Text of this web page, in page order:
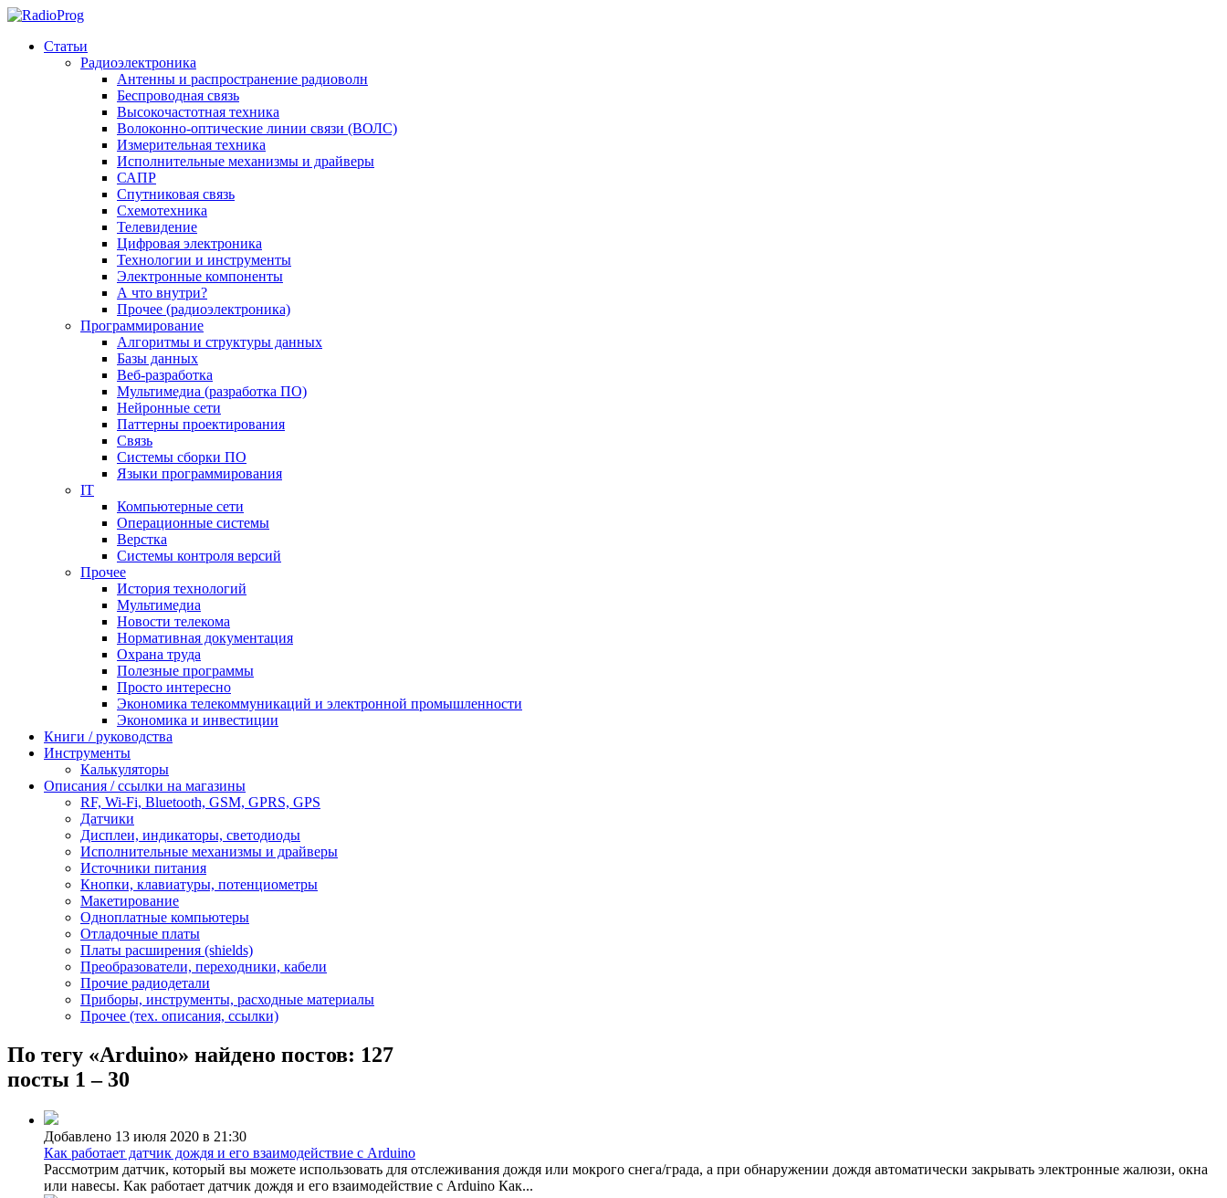
Статьи
Радиоэлектроника
Антенны и распространение радиоволн
Беспроводная связь
Высокочастотная техника
Волоконно-оптические линии связи (ВОЛС)
Измерительная техника
Исполнительные механизмы и драйверы
САПР
Спутниковая связь
Схемотехника
Телевидение
Цифровая электроника
Технологии и инструменты
Электронные компоненты
А что внутри?
Прочее (радиоэлектроника)
Программирование
Алгоритмы и структуры данных
Базы данных
Веб-разработка
Мультимедиа (разработка ПО)
Нейронные сети
Паттерны проектирования
Связь
Системы сборки ПО
Языки программирования
IT
Компьютерные сети
Операционные системы
Верстка
Системы контроля версий
Прочее
История технологий
Мультимедиа
Новости телекома
Нормативная документация
Охрана труда
Полезные программы
Просто интересно
Экономика телекоммуникаций и электронной промышленности
Экономика и инвестиции
Книги / руководства
Инструменты
Калькуляторы
Описания / ссылки на магазины
RF, Wi-Fi, Bluetooth, GSM, GPRS, GPS
Датчики
Дисплеи, индикаторы, светодиоды
Исполнительные механизмы и драйверы
Источники питания
Кнопки, клавиатуры, потенциометры
Макетирование
Одноплатные компьютеры
Отладочные платы
Платы расширения (shields)
Преобразователи, переходники, кабели
Прочие радиодетали
Приборы, инструменты, расходные материалы
Прочее (тех. описания, ссылки)
По тегу «Arduino» найдено постов: 127
посты 1 – 30
Добавлено 13 июля 2020 в 21:30
Как работает датчик дождя и его взаимодействие с Arduino
Рассмотрим датчик, который вы можете использовать для отслеживания дождя или мокрого снега/града, а при обнаружении дождя автоматически закрывать электронные жалюзи, окна
или навесы. Как работает датчик дождя и его взаимодействие с Arduino Как...